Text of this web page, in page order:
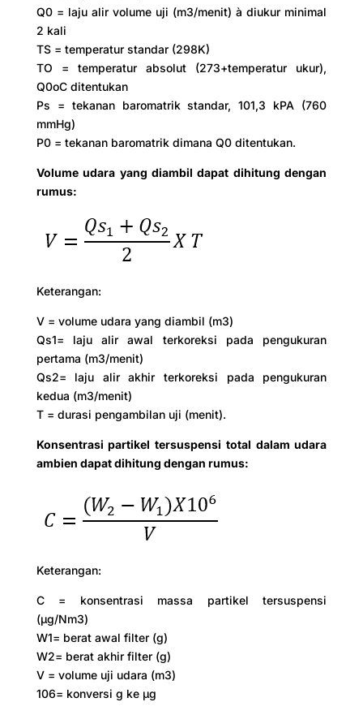
Q0 = laju alir volume uji (m3/menit) à diukur minimal
2 kali
TS = temperatur standar (298K)
TO = temperatur absolut (273+temperatur ukur),
Q0oC ditentukan
Ps = tekanan baromatrik standar, 101,3 kPA (760
mmHg)
P0 = tekanan baromatrik dimana Q0 ditentukan.
Volume udara yang diambil dapat dihitung dengan
rumus:
Keterangan:
V = volume udara yang diambil (m3)
Qs1= laju alir awal terkoreksi pada pengukuran
pertama (m3/menit)
Qs2= laju alir akhir terkoreksi pada pengukuran
kedua (m3/menit)
T = durasi pengambilan uji (menit).
Konsentrasi partikel tersuspensi total dalam udara
ambien dapat dihitung dengan rumus:
Keterangan:
C = konsentrasi massa partikel tersuspensi
(µg/Nm3)
W1= berat awal filter (g)
W2= berat akhir filter (g)
V = volume uji udara (m3)
106= konversi g ke µg